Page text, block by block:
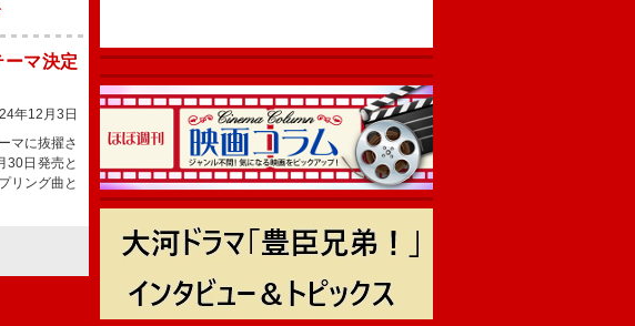
マ決定
年12月3日
マに抜擢さ
日発売と
リング曲と